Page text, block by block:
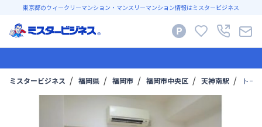
東京都のウィークリーマンション・マンスリーマンション情報はミスタービジネス
ミスタービジネス 福岡県 福岡市 福岡市中央区 天神南駅 トー